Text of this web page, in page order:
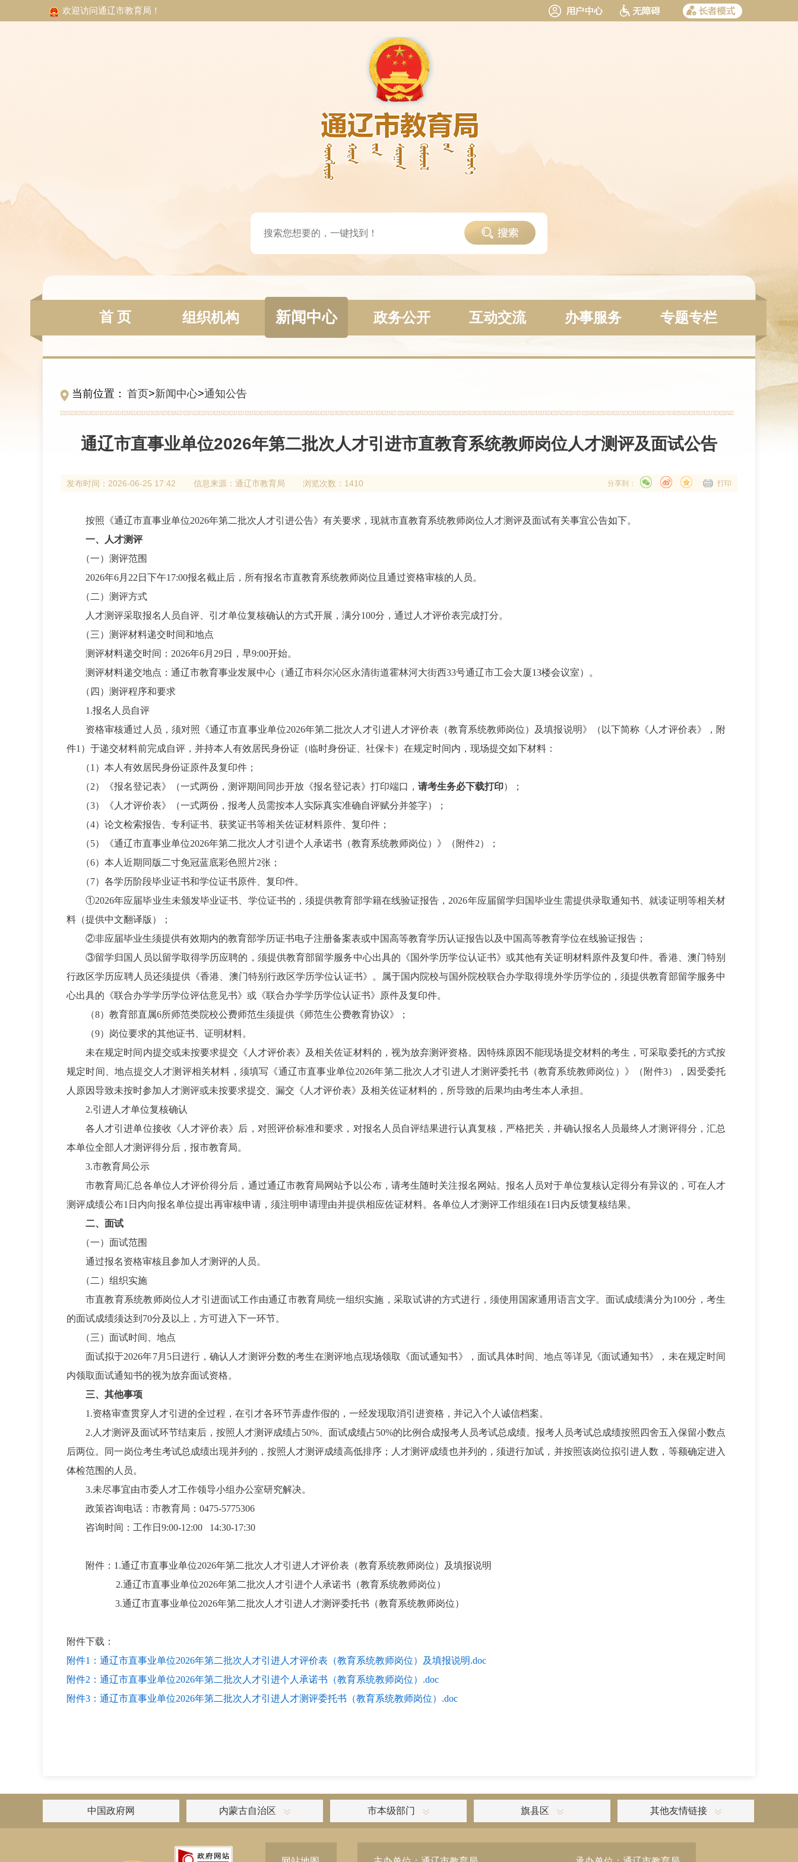
欢迎访问通辽市教育局！
首 页 组织机构 新闻中心 政务公开 互动交流 办事服务 专题专栏
当前位置： 首页>新闻中心>通知公告
通辽市直事业单位2026年第二批次人才引进市直教育系统教师岗位人才测评及面试公告
发布时间： 2026-06-25 17:42 信息来源： 通辽市教育局 浏览次数：1410 打印
分享到：
按照《通辽市直事业单位2026年第二批次人才引进公告》有关要求，现就市直教育系统教师岗位人才测评及面试有关事宜公告如下。
一、人才测评
（一）测评范围
2026年6月22日下午17:00报名截止后，所有报名市直教育系统教师岗位且通过资格审核的人员。
（二）测评方式
人才测评采取报名人员自评、引才单位复核确认的方式开展，满分100分，通过人才评价表完成打分。
（三）测评材料递交时间和地点
测评材料递交时间：2026年6月29日，早9:00开始。
测评材料递交地点：通辽市教育事业发展中心（通辽市科尔沁区永清街道霍林河大街西33号通辽市工会大厦13楼会议室）。
（四）测评程序和要求
1.报名人员自评
资格审核通过人员，须对照《通辽市直事业单位2026年第二批次人才引进人才评价表（教育系统教师岗位）及填报说明》（以下简称《人才评价表》，附
件1）于递交材料前完成自评，并持本人有效居民身份证（临时身份证、社保卡）在规定时间内，现场提交如下材料：
（1）本人有效居民身份证原件及复印件；
（2）《报名登记表》（一式两份，测评期间同步开放《报名登记表》打印端口， 请考生务必下载打印）；
（3）《人才评价表》（一式两份，报考人员需按本人实际真实准确自评赋分并签字）；
（4）论文检索报告、专利证书、获奖证书等相关佐证材料原件、复印件；
（5）《通辽市直事业单位2026年第二批次人才引进个人承诺书（教育系统教师岗位）》（附件2）；
（6）本人近期同版二寸免冠蓝底彩色照片2张；
（7）各学历阶段毕业证书和学位证书原件、复印件。
①2026年应届毕业生未颁发毕业证书、学位证书的，须提供教育部学籍在线验证报告，2026年应届留学归国毕业生需提供录取通知书、就读证明等相关材
料（提供中文翻译版）；
②非应届毕业生须提供有效期内的教育部学历证书电子注册备案表或中国高等教育学历认证报告以及中国高等教育学位在线验证报告；
③留学归国人员以留学取得学历应聘的，须提供教育部留学服务中心出具的《国外学历学位认证书》或其他有关证明材料原件及复印件。香港、澳门特别
行政区学历应聘人员还须提供《香港、澳门特别行政区学历学位认证书》。属于国内院校与国外院校联合办学取得境外学历学位的，须提供教育部留学服务中
心出具的《联合办学学历学位评估意见书》或《联合办学学历学位认证书》原件及复印件。
（8）教育部直属6所师范类院校公费师范生须提供《师范生公费教育协议》；
（9）岗位要求的其他证书、证明材料。
未在规定时间内提交或未按要求提交《人才评价表》及相关佐证材料的，视为放弃测评资格。因特殊原因不能现场提交材料的考生，可采取委托的方式按
规定时间、地点提交人才测评相关材料，须填写《通辽市直事业单位2026年第二批次人才引进人才测评委托书（教育系统教师岗位）》（附件3），因受委托
人原因导致未按时参加人才测评或未按要求提交、漏交《人才评价表》及相关佐证材料的，所导致的后果均由考生本人承担。
2.引进人才单位复核确认
各人才引进单位接收《人才评价表》后，对照评价标准和要求，对报名人员自评结果进行认真复核，严格把关，并确认报名人员最终人才测评得分，汇总
本单位全部人才测评得分后，报市教育局。
3.市教育局公示
市教育局汇总各单位人才评价得分后，通过通辽市教育局网站予以公布，请考生随时关注报名网站。报名人员对于单位复核认定得分有异议的，可在人才
测评成绩公布1日内向报名单位提出再审核申请，须注明申请理由并提供相应佐证材料。各单位人才测评工作组须在1日内反馈复核结果。
二、面试
（一）面试范围
通过报名资格审核且参加人才测评的人员。
（二）组织实施
市直教育系统教师岗位人才引进面试工作由通辽市教育局统一组织实施，采取试讲的方式进行，须使用国家通用语言文字。面试成绩满分为100分，考生
的面试成绩须达到70分及以上，方可进入下一环节。
（三）面试时间、地点
面试拟于2026年7月5日进行，确认人才测评分数的考生在测评地点现场领取《面试通知书》，面试具体时间、地点等详见《面试通知书》，未在规定时间
内领取面试通知书的视为放弃面试资格。
三、其他事项
1.资格审查贯穿人才引进的全过程，在引才各环节弄虚作假的，一经发现取消引进资格，并记入个人诚信档案。
2. 人才测评及面试环节结束后，按照人才测评成绩占50%、面试成绩占50%的比例合成报考人员考试总成绩。报考人员考试总成绩按照四舍五入保留小数点
后两位。同一岗位考生考试总成绩出现并列的，按照人才测评成绩高低排序；人才测评成绩也并列的，须进行加试，并按照该岗位拟引进人数，等额确定进入
体检范围的人员。
3.未尽事宜由市委人才工作领导小组办公室研究解决。
政策咨询电话：市教育局：0475-5775306
咨询时间：工作日9:00-12:00 14:30-17:30
附件：1.通辽市直事业单位2026年第二批次人才引进人才评价表（教育系统教师岗位）及填报说明
2.通辽市直事业单位2026年第二批次人才引进个人承诺书（教育系统教师岗位）
3.通辽市直事业单位2026年第二批次人才引进人才测评委托书（教育系统教师岗位）
附件下载：
附件1：通辽市直事业单位2026年第二批次人才引进人才评价表（教育系统教师岗位）及填报说明.doc
附件2：通辽市直事业单位2026年第二批次人才引进个人承诺书（教育系统教师岗位）.doc
附件3：通辽市直事业单位2026年第二批次人才引进人才测评委托书（教育系统教师岗位）.doc
中国政府网 内蒙古自治区 市本级部门 旗县区 其他友情链接